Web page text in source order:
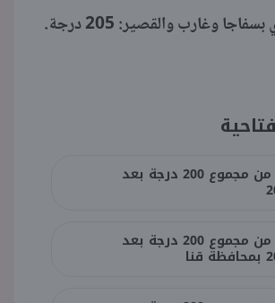
وغارب والقصير: 205 درجة.
مدارس تقبل من مجموع 200 درجة بعد
مدارس تقبل من مجموع 200 درجة بعد